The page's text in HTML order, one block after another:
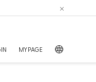
MY PAGE